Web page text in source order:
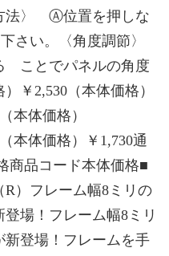
法〉 Ⓐ位置を押しな
さい。〈角度調節〉
ことでパネルの角度
￥2,530（本体価格）
本体価格）
本体価格）￥1,730通
商品コード本体価格■
）フレーム幅8ミリの
場！フレーム幅8ミリ
登場！フレームを手